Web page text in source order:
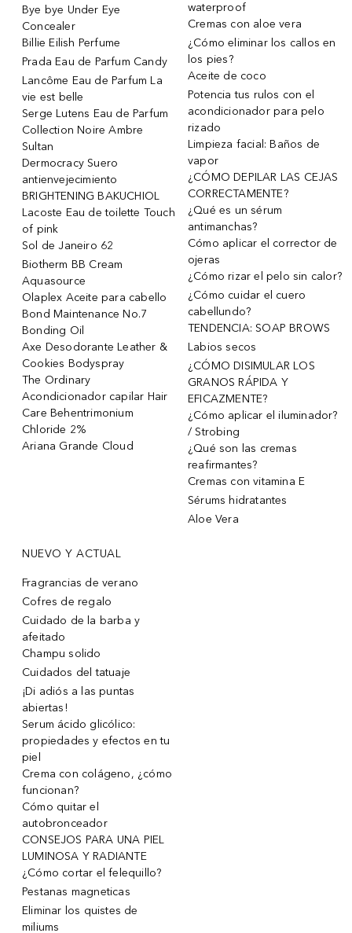
Bye bye Under Eye
Concealer
Billie Eilish Perfume
Prada Eau de Parfum Candy
Lancôme Eau de Parfum La
vie est belle
Serge Lutens Eau de Parfum
Collection Noire Ambre
Sultan
Dermocracy Suero
antienvejecimiento
BRIGHTENING BAKUCHIOL
Lacoste Eau de toilette Touch
of pink
Sol de Janeiro 62
Biotherm BB Cream
Aquasource
Olaplex Aceite para cabello
Bond Maintenance No.7
Bonding Oil
Axe Desodorante Leather &
Cookies Bodyspray
The Ordinary
Acondicionador capilar Hair
Care Behentrimonium
Chloride 2%
Ariana Grande Cloud
waterproof
Cremas con aloe vera
¿Cómo eliminar los callos en
los pies?
Aceite de coco
Potencia tus rulos con el
acondicionador para pelo
rizado
Limpieza facial: Baños de
vapor
¿CÓMO DEPILAR LAS CEJAS
CORRECTAMENTE?
¿Qué es un sérum
antimanchas?
Cómo aplicar el corrector de
ojeras
¿Cómo rizar el pelo sin calor?
¿Cómo cuidar el cuero
cabellundo?
TENDENCIA: SOAP BROWS
Labios secos
¿CÓMO DISIMULAR LOS
GRANOS RÁPIDA Y
EFICAZMENTE?
¿Cómo aplicar el iluminador?
/ Strobing
¿Qué son las cremas
reafirmantes?
Cremas con vitamina E
Sérums hidratantes
Aloe Vera
NUEVO Y ACTUAL
Fragrancias de verano
Cofres de regalo
Cuidado de la barba y
afeitado
Champu solido
Cuidados del tatuaje
¡Di adiós a las puntas
abiertas!
Serum ácido glicólico:
propiedades y efectos en tu
piel
Crema con colágeno, ¿cómo
funcionan?
Cómo quitar el
autobronceador
CONSEJOS PARA UNA PIEL
LUMINOSA Y RADIANTE
¿Cómo cortar el felequillo?
Pestanas magneticas
Eliminar los quistes de
miliums